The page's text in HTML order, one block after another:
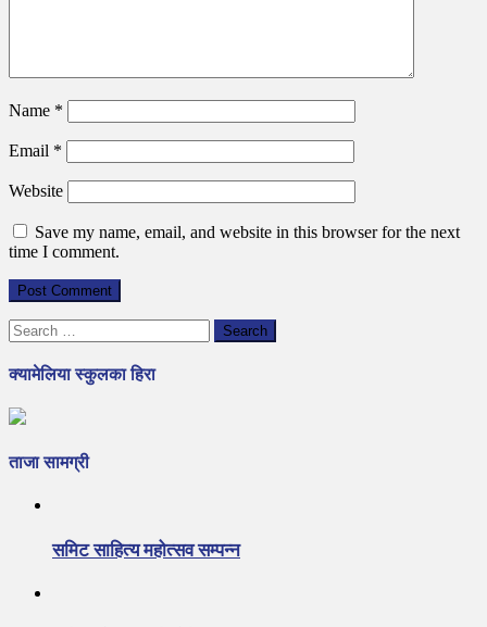
Name *
Email *
Website
Save my name, email, and website in this browser for the next
time I comment.
Search
for:
क्यामेलिया स्कुलका हिरा
ताजा सामग्री
समिट साहित्य महोत्सव सम्पन्न